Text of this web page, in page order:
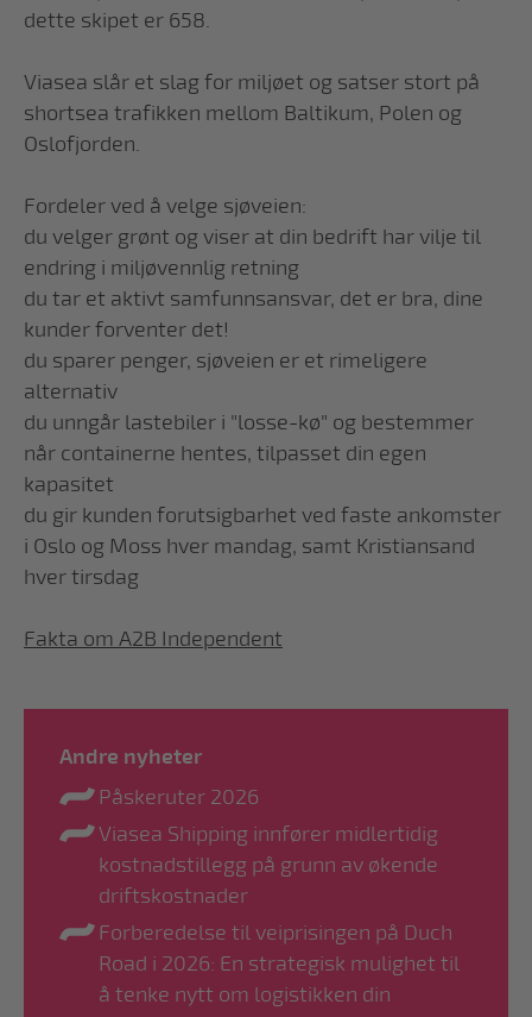
dette skipet er 658.
Viasea slår et slag for miljøet og satser stort på
shortsea trafikken mellom Baltikum, Polen og
Oslofjorden.
Fordeler ved å velge sjøveien:
du velger grønt og viser at din bedrift har vilje til
endring i miljøvennlig retning
du tar et aktivt samfunnsansvar, det er bra, dine
kunder forventer det!
du sparer penger, sjøveien er et rimeligere
alternativ
du unngår lastebiler i "losse-kø" og bestemmer
når containerne hentes, tilpasset din egen
kapasitet
du gir kunden forutsigbarhet ved faste ankomster
i Oslo og Moss hver mandag, samt Kristiansand
hver tirsdag
Fakta om A2B Independent
Andre nyheter
Påskeruter 2026
Viasea Shipping innfører midlertidig
kostnadstillegg på grunn av økende
driftskostnader
Forberedelse til veiprisingen på Duch
Road i 2026: En strategisk mulighet til
å tenke nytt om logistikken din